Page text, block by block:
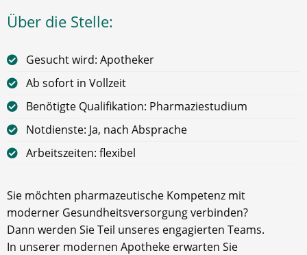
Über die Stelle:
Gesucht wird: Apotheker
Ab sofort in Vollzeit
Benötigte Qualifikation: Pharmaziestudium
Notdienste: Ja, nach Absprache
Arbeitszeiten: flexibel
Sie möchten pharmazeutische Kompetenz mit
moderner Gesundheitsversorgung verbinden?
Dann werden Sie Teil unseres engagierten Teams.
In unserer modernen Apotheke erwarten Sie